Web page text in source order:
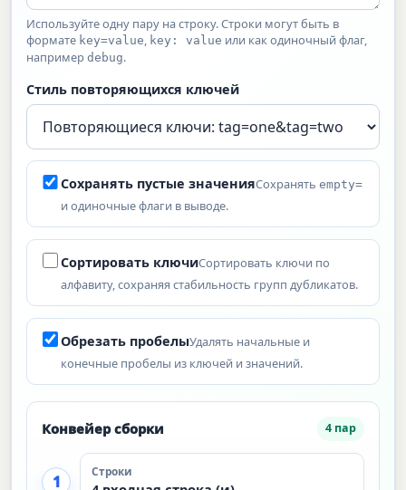
Используйте одну пару на строку. Строки могут быть в
формате key=value, key: value или как одиночный флаг,
напримерdebug.
Стиль повторяющихся ключей
Сохранять пустые значенияСохранятьempty=
и одиночные флаги в выводе.
Сортировать ключиСортировать ключи по
алфавиту, сохраняя стабильность групп дубликатов.
Обрезать пробелыУдалять начальные и
конечные пробелы из ключей и значений.
Конвейер сборки 4 пар
1
Строки